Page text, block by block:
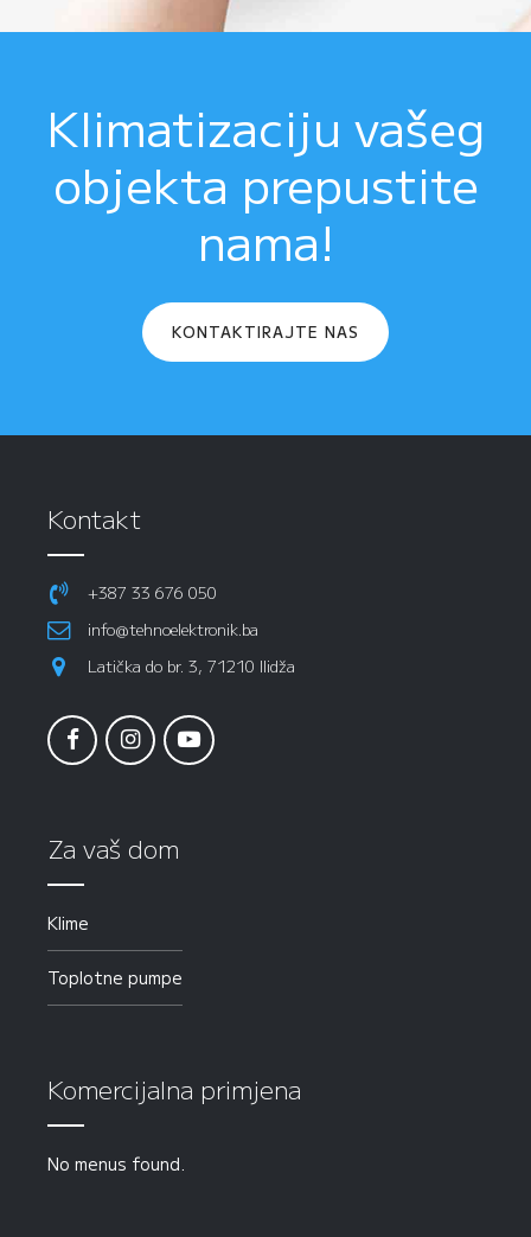
Klimatizaciju vašeg
objekta prepustite
nama!
KONTAKTIRAJTE NAS
Kontakt
+387 33 676 050
info@tehnoelektronik.ba
Latička do br. 3, 71210 Ilidža
Za vaš dom
Klime
Toplotne pumpe
Komercijalna primjena
No menus found.